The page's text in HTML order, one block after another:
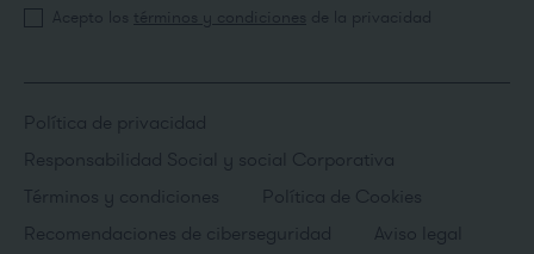
Acepto los términos y condiciones de la privacidad
Política de privacidad
Responsabilidad Social y social Corporativa
Términos y condiciones
Política de Cookies
Recomendaciones de ciberseguridad
Aviso legal